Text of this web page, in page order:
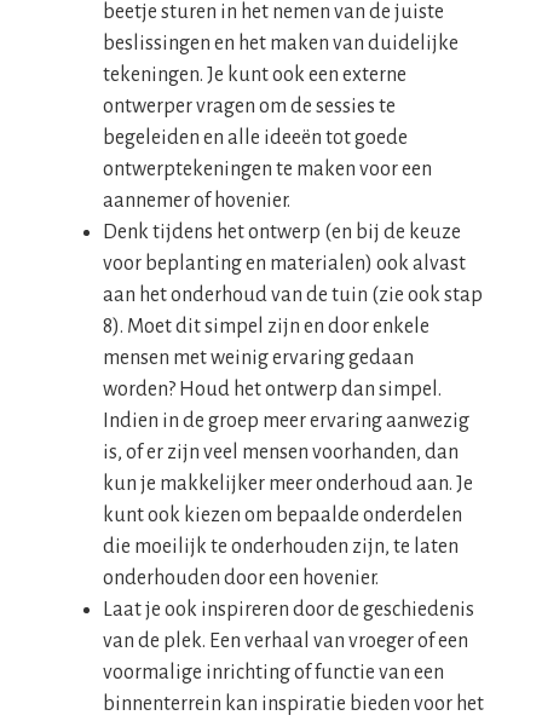
beetje sturen in het nemen van de juiste
beslissingen en het maken van duidelijke
tekeningen. Je kunt ook een externe
ontwerper vragen om de sessies te
begeleiden en alle ideeën tot goede
ontwerptekeningen te maken voor een
aannemer of hovenier.
Denk tijdens het ontwerp (en bij de keuze
voor beplanting en materialen) ook alvast
aan het onderhoud van de tuin (zie ook stap
8). Moet dit simpel zijn en door enkele
mensen met weinig ervaring gedaan
worden? Houd het ontwerp dan simpel.
Indien in de groep meer ervaring aanwezig
is, of er zijn veel mensen voorhanden, dan
kun je makkelijker meer onderhoud aan. Je
kunt ook kiezen om bepaalde onderdelen
die moeilijk te onderhouden zijn, te laten
onderhouden door een hovenier.
Laat je ook inspireren door de geschiedenis
van de plek. Een verhaal van vroeger of een
voormalige inrichting of functie van een
binnenterrein kan inspiratie bieden voor het